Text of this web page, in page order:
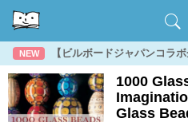
NEW 【ビルボードジャパンコラ
1000
Glass